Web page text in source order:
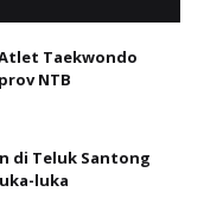
Atlet Taekwondo
NTB
di Teluk Santong
luka